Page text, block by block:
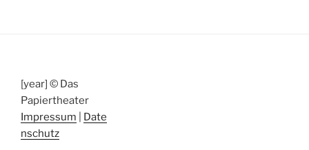
[year] © Das
Papiertheater
Impressum
Date
nschutz